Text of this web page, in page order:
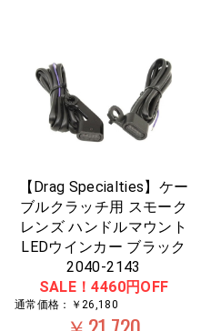
【Drag Specialties】ケー
ブルクラッチ用 スモーク
レンズ ハンドルマウント
LEDウインカー ブラック
2040-2143
SALE！4460円OFF
通常価格：￥26,180